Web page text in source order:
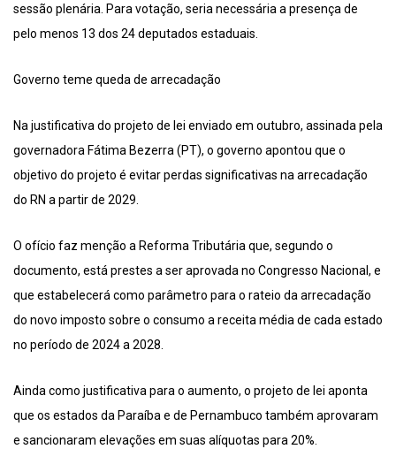
sessão plenária. Para votação, seria necessária a presença de
pelo menos 13 dos 24 deputados estaduais.
Governo teme queda de arrecadação
Na justificativa do projeto de lei enviado em outubro, assinada pela
governadora Fátima Bezerra (PT), o governo apontou que o
objetivo do projeto é evitar perdas significativas na arrecadação
do RN a partir de 2029.
O ofício faz menção a Reforma Tributária que, segundo o
documento, está prestes a ser aprovada no Congresso Nacional, e
que estabelecerá como parâmetro para o rateio da arrecadação
do novo imposto sobre o consumo a receita média de cada estado
no período de 2024 a 2028.
Ainda como justificativa para o aumento, o projeto de lei aponta
que os estados da Paraíba e de Pernambuco também aprovaram
e sancionaram elevações em suas alíquotas para 20%.